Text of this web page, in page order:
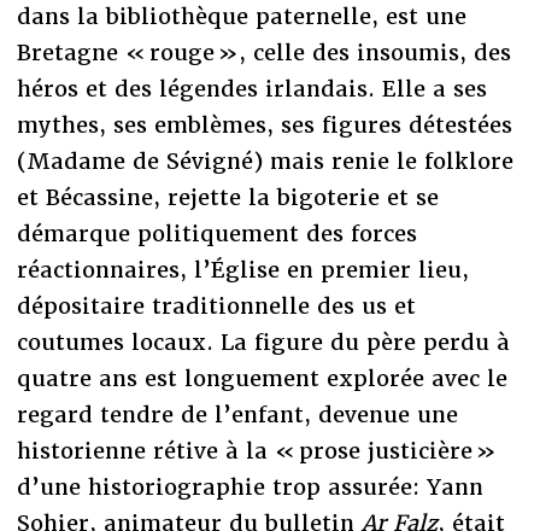
dans la bibliothèque paternelle, est une
Bretagne « rouge », celle des insoumis, des
héros et des légendes irlandais. Elle a ses
mythes, ses emblèmes, ses figures détestées
(Madame de Sévigné) mais renie le folklore
et Bécassine, rejette la bigoterie et se
démarque politiquement des forces
réactionnaires, l’Église en premier lieu,
dépositaire traditionnelle des us et
coutumes locaux. La figure du père perdu à
quatre ans est longuement explorée avec le
regard tendre de l’enfant, devenue une
historienne rétive à la « prose justicière »
d’une historiographie trop assurée: Yann
Sohier, animateur du bulletin Ar Falz, était